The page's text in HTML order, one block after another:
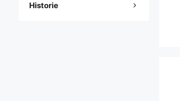
Historie